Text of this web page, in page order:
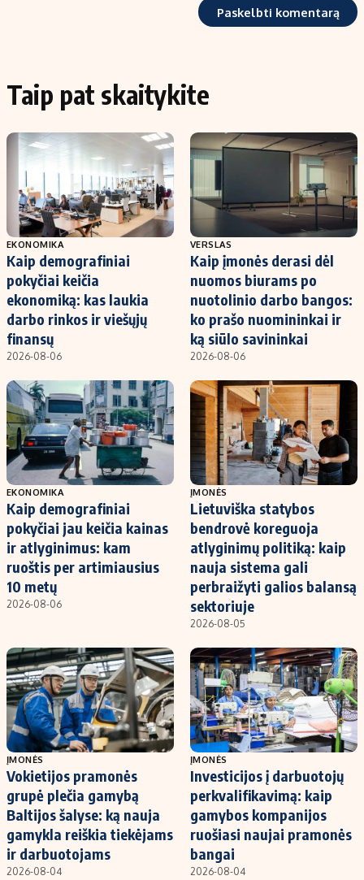
Taip pat skaitykite
EKONOMIKA
Kaip demografiniai
pokyčiai keičia
ekonomiką: kas laukia
darbo rinkos ir viešųjų
finansų
2026-08-06
VERSLAS
Kaip įmonės derasi dėl
nuomos biurams po
nuotolinio darbo bangos:
ko prašo nuomininkai ir
ką siūlo savininkai
2026-08-06
EKONOMIKA
Kaip demografiniai
pokyčiai jau keičia kainas
ir atlyginimus: kam
ruoštis per artimiausius
10 metų
2026-08-06
ĮMONĖS
Lietuviška statybos
bendrovė koreguoja
atlyginimų politiką: kaip
nauja sistema gali
perbraižyti galios balansą
sektoriuje
2026-08-05
ĮMONĖS
Vokietijos pramonės
grupė plečia gamybą
Baltijos šalyse: ką nauja
gamykla reiškia tiekėjams
ir darbuotojams
2026-08-04
ĮMONĖS
Investicijos į darbuotojų
perkvalifikavimą: kaip
gamybos kompanijos
ruošiasi naujai pramonės
bangai
2026-08-04